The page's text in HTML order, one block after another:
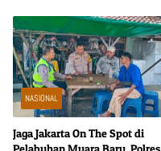
NASIONAL
Jaga Jakarta On The Spot di